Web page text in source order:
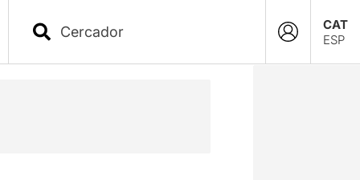
CAT
ESP